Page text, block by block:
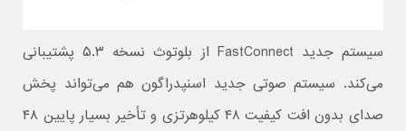
سیستم جدید FastConnect از بلوتوث نسخه ۵.۳ پشتیبانی
می‌کند. سیستم صوتی جدید اسنپدراگون هم می‌تواند پخش
صدای بدون افت کیفیت ۴۸ کیلوهرتزی و تأخیر بسیار پایین ۴۸